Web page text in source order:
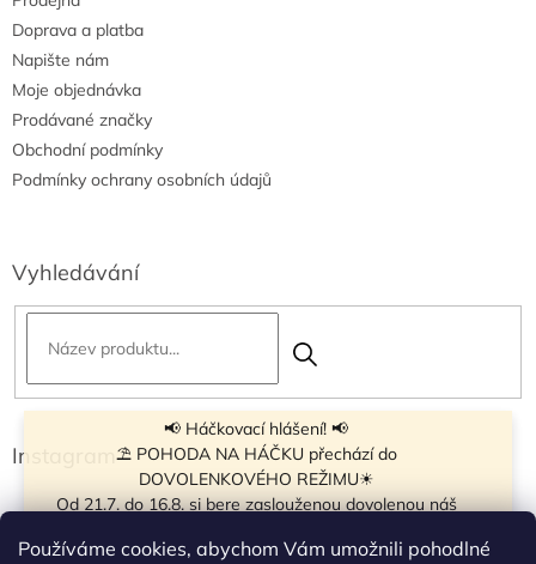
Používáme cookies, abychom Vám umožnili pohodlné
📢 Háčkovací hlášení! 📢
⛱ POHODA NA HÁČKU přechází do
DOVOLENKOVÉHO REŽIMU☀
Od 21.7. do 16.8. si bere zaslouženou dovolenou náš
krátkou pauzu.
Doprava a platba
Napište nám
Moje objednávka
Prodávané značky
Obchodní podmínky
Podmínky ochrany osobních údajů
Vyhledávání
Instagram